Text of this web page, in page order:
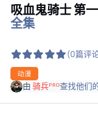
吸血鬼骑士 第
全集
(0篇评
动漫
由骑兵ᴾᴿᴼ查找他们